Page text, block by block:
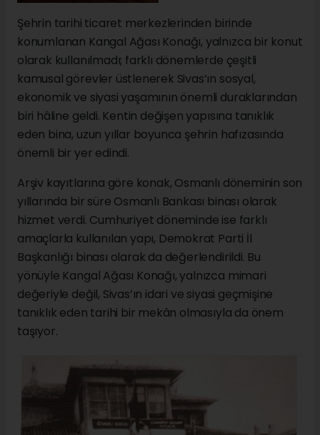
Şehrin tarihi ticaret merkezlerinden birinde
konumlanan Kangal Ağası Konağı, yalnızca bir konut
olarak kullanılmadı; farklı dönemlerde çeşitli
kamusal görevler üstlenerek Sivas’ın sosyal,
ekonomik ve siyasi yaşamının önemli duraklarından
biri hâline geldi. Kentin değişen yapısına tanıklık
eden bina, uzun yıllar boyunca şehrin hafızasında
önemli bir yer edindi.
Arşiv kayıtlarına göre konak, Osmanlı döneminin son
yıllarında bir süre Osmanlı Bankası binası olarak
hizmet verdi. Cumhuriyet döneminde ise farklı
amaçlarla kullanılan yapı, Demokrat Parti İl
Başkanlığı binası olarak da değerlendirildi. Bu
yönüyle Kangal Ağası Konağı, yalnızca mimari
değeriyle değil, Sivas’ın idari ve siyasi geçmişine
tanıklık eden tarihi bir mekân olmasıyla da önem
taşıyor.